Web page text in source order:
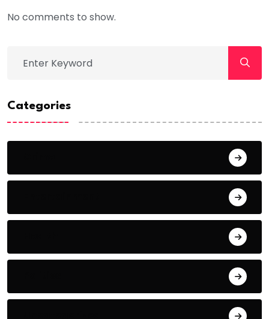
No comments to show.
Categories